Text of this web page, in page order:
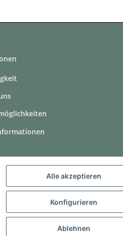
Alle akzeptieren
Konfigurieren
Ablehnen
Vertrag widerrufen
inkl. gesetzlicher USt., zzgl.Versand